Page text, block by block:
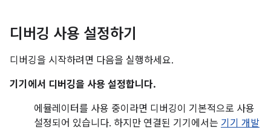
디버깅 사용 설정하기
디버깅을 시작하려면 다음을 실행하세요.
기기에서 디버깅을 사용 설정합니다.
에뮬레이터를 사용 중이라면 디버깅이 기본적으로 사용
설정되어 있습니다. 하지만 연결된 기기에서는 기기 개발